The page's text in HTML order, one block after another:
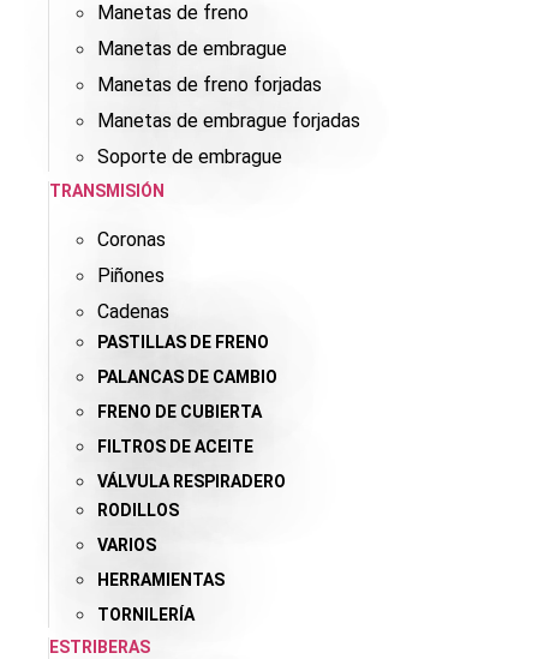
Manetas de freno
Manetas de embrague
Manetas de freno forjadas
Manetas de embrague forjadas
Soporte de embrague
TRANSMISIÓN
Coronas
Piñones
Cadenas
PASTILLAS DE FRENO
PALANCAS DE CAMBIO
FRENO DE CUBIERTA
FILTROS DE ACEITE
VÁLVULA RESPIRADERO
RODILLOS
VARIOS
HERRAMIENTAS
TORNILERÍA
ESTRIBERAS